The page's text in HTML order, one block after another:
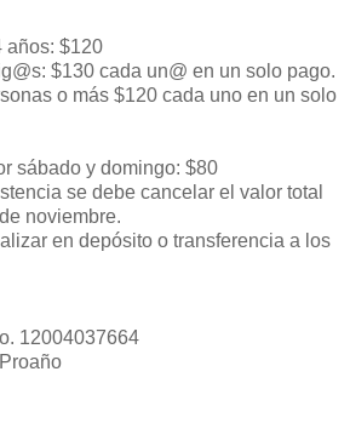
años: $120
$130 cada un@ en un solo pago.
o más $120 cada uno en un solo
sábado y domingo: $80
se debe cancelar el valor total
noviembre.
en depósito o transferencia a los
12004037664